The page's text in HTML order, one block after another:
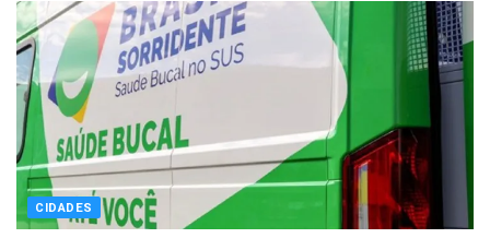
CIDADES